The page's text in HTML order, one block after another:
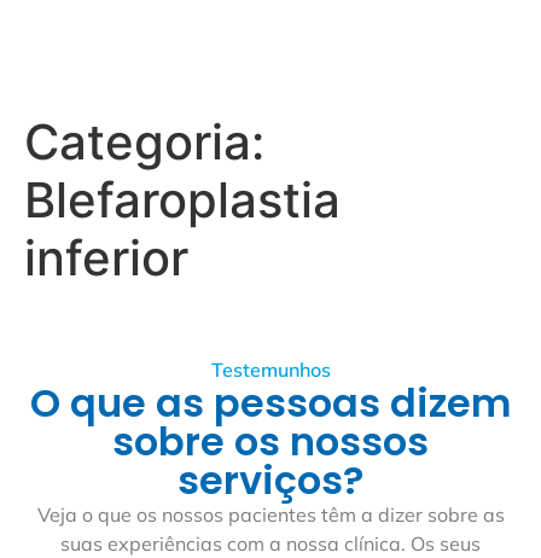
Categoria:
Blefaroplastia
inferior
Testemunhos
O que as pessoas dizem
sobre os nossos
serviços?
Veja o que os nossos pacientes têm a dizer sobre as
suas experiências com a nossa clínica. Os seus